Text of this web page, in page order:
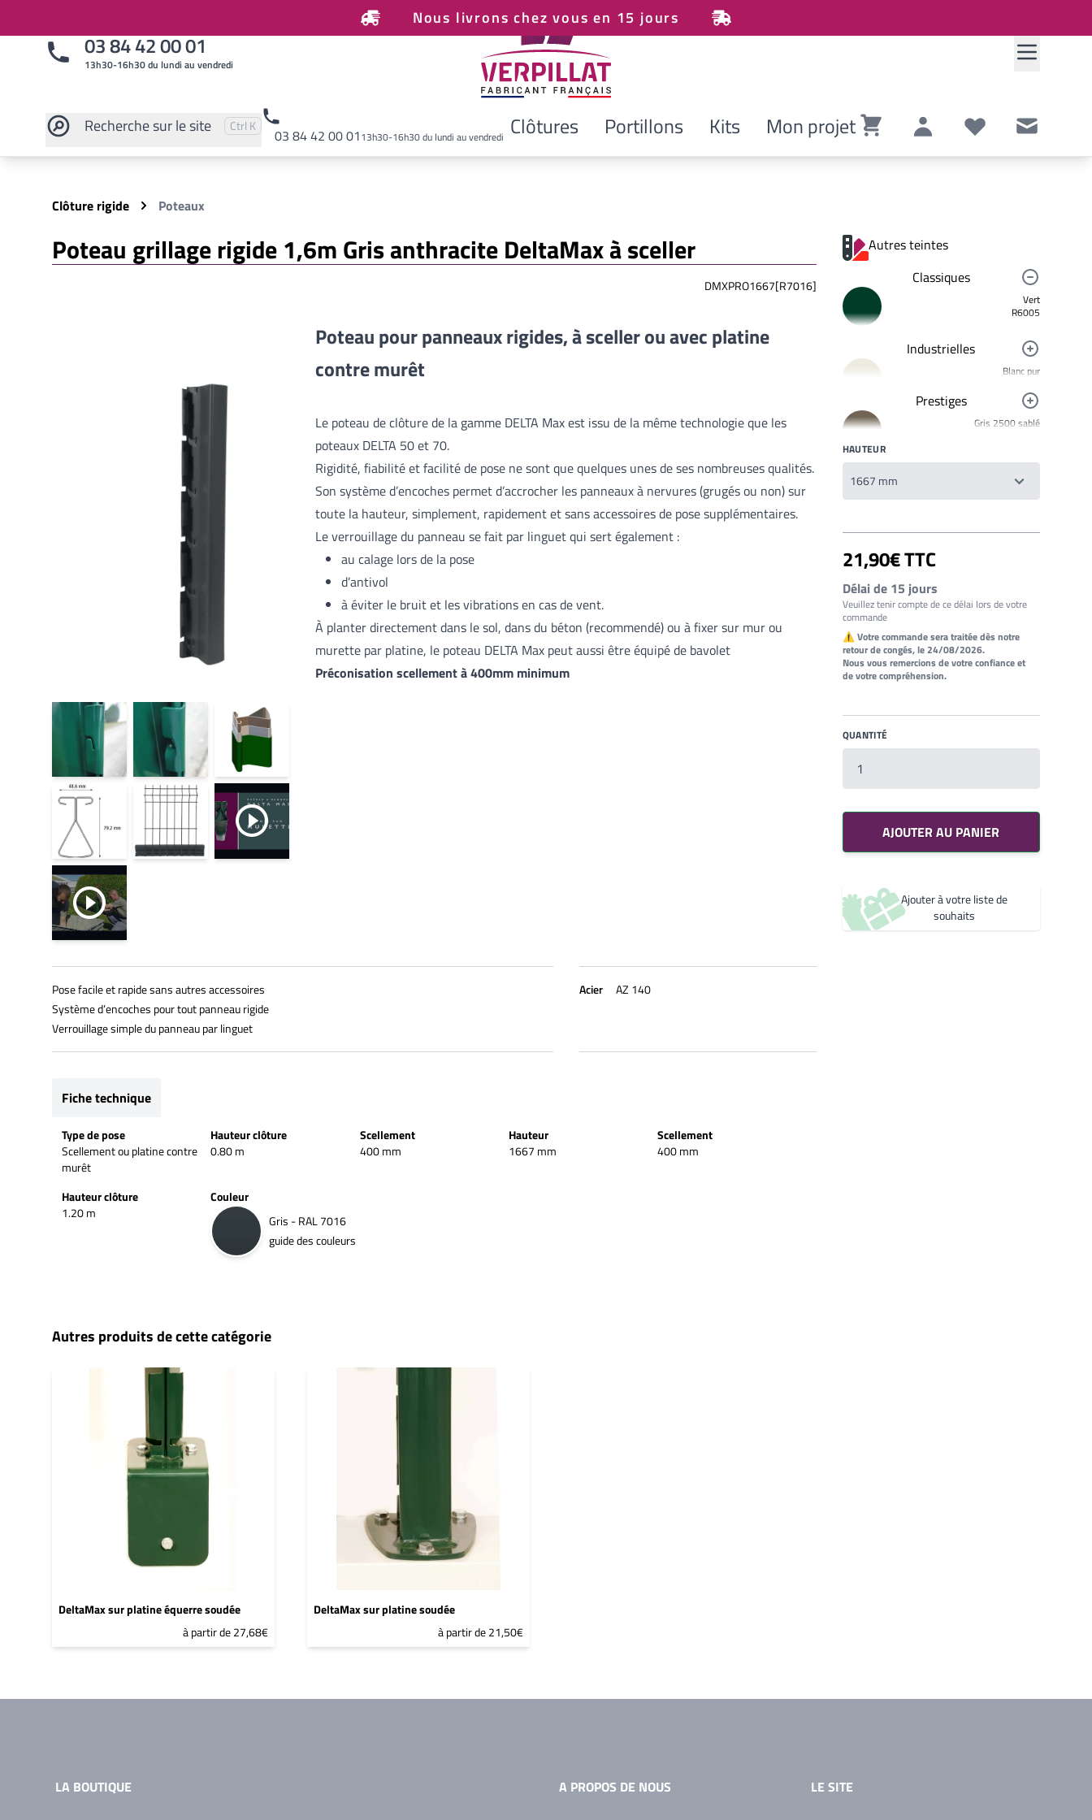
Nous livrons chez vous en 15 jours
03 84 42 00 01
13h30-16h30 du lundi au vendredi
Recherchesur le site Pressez
Ctrl et
K pour rechercher
03 84 42 00 0113h30-16h30 du lundi au vendredi Clôtures Portillons Kits Mon projet
Rechercher sur le site
Clôture rigide Poteaux
Poteau grillage rigide 1,6m Gris anthracite DeltaMax à sceller
DMXPRO1667[R7016]
Poteau pour panneaux rigides, à sceller ou avec platine
contre murêt
Le poteau de clôture de la gamme DELTA Max est issu de la même technologie que les
poteaux DELTA 50 et 70.
Rigidité, fiabilité et facilité de pose ne sont que quelques unes de ses nombreuses qualités.
Son système d’encoches permet d’accrocher les panneaux à nervures (grugés ou non) sur
toute la hauteur, simplement, rapidement et sans accessoires de pose supplémentaires.
Le verrouillage du panneau se fait par linguet qui sert également :
au calage lors de la pose
d’antivol
à éviter le bruit et les vibrations en cas de vent.
À planter directement dans le sol, dans du béton (recommendé) ou à fixer sur mur ou
murette par platine, le poteau DELTA Max peut aussi être équipé de bavolet
Préconisation scellement à 400mm minimum
Pose facile et rapide sans autres accessoires
Système d’encoches pour tout panneau rigide
Verrouillage simple du panneau par linguet
Acier AZ 140
Fiche technique
Type de pose
Scellement ou platine contre
murêt
Hauteur clôture
0.80 m
Scellement
400 mm
Hauteur
1667 mm
Scellement
400 mm
Hauteur clôture
1.20 m
Couleur
Gris - RAL 7016
guide des couleurs
Autres teintes
Classiques
Vert
R6005
Industrielles
Blanc pur
Noir foncé
R9005
R1023
Rouge clair brillant
R3020
Prestiges
Gris 2500 sablé
Bronze 2525
YW283F
Mars 2525 Sablé
YX353F
Gris 2900 Sablé
YW355F
YW360F
YW383I
HAUTEUR
21,90€ TTC
Délai de 15 jours
Veuillez tenir compte de ce délai lors de votre
commande
⚠ Votre commande sera traitée dès notre
retour de congés, le 24/08/2026.
Nous vous remercions de votre confiance et
de votre compréhension.
QUANTITÉ
AJOUTER AU PANIER
0,00€
Ajouter à votre liste de
souhaits
Autres produits de cette catégorie
DeltaMax sur platine équerre soudée
à partir de 27,68€
DeltaMax sur platine soudée
à partir de 21,50€
LA BOUTIQUE
A PROPOS DE NOUS
LE SITE